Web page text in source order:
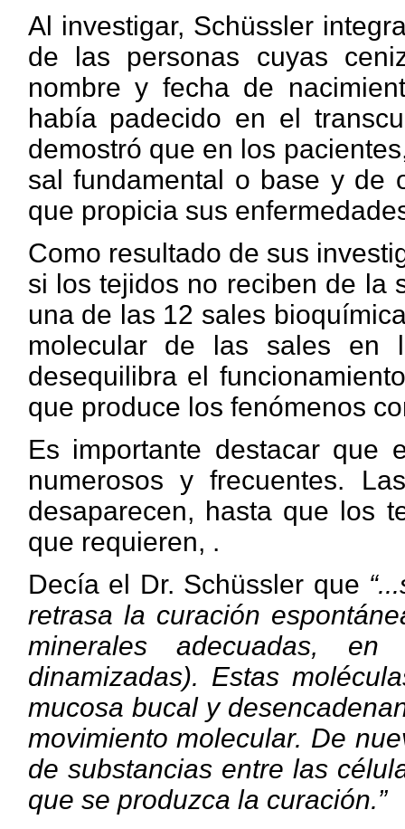
Al investigar, Schüssler
de las personas cuyas
nombre y fecha de
había padecido en el
demostró que en los
sal fundamental o base y de
que propicia sus
Como resultado de sus
si los tejidos no reciben de la
una de las 12 sales
molecular de las sales en
desequilibra el
que produce los fenómenos
Es importante destacar que
numerosos y frecuentes.
desaparecen, hasta que los
que requieren, .
Decía el Dr. Schüssler que
retrasa la curación
minerales adecuadas,
dinamizadas). Estas
mucosa bucal y
movimiento molecular. De
de substancias entre las
que se produzca la curación.”